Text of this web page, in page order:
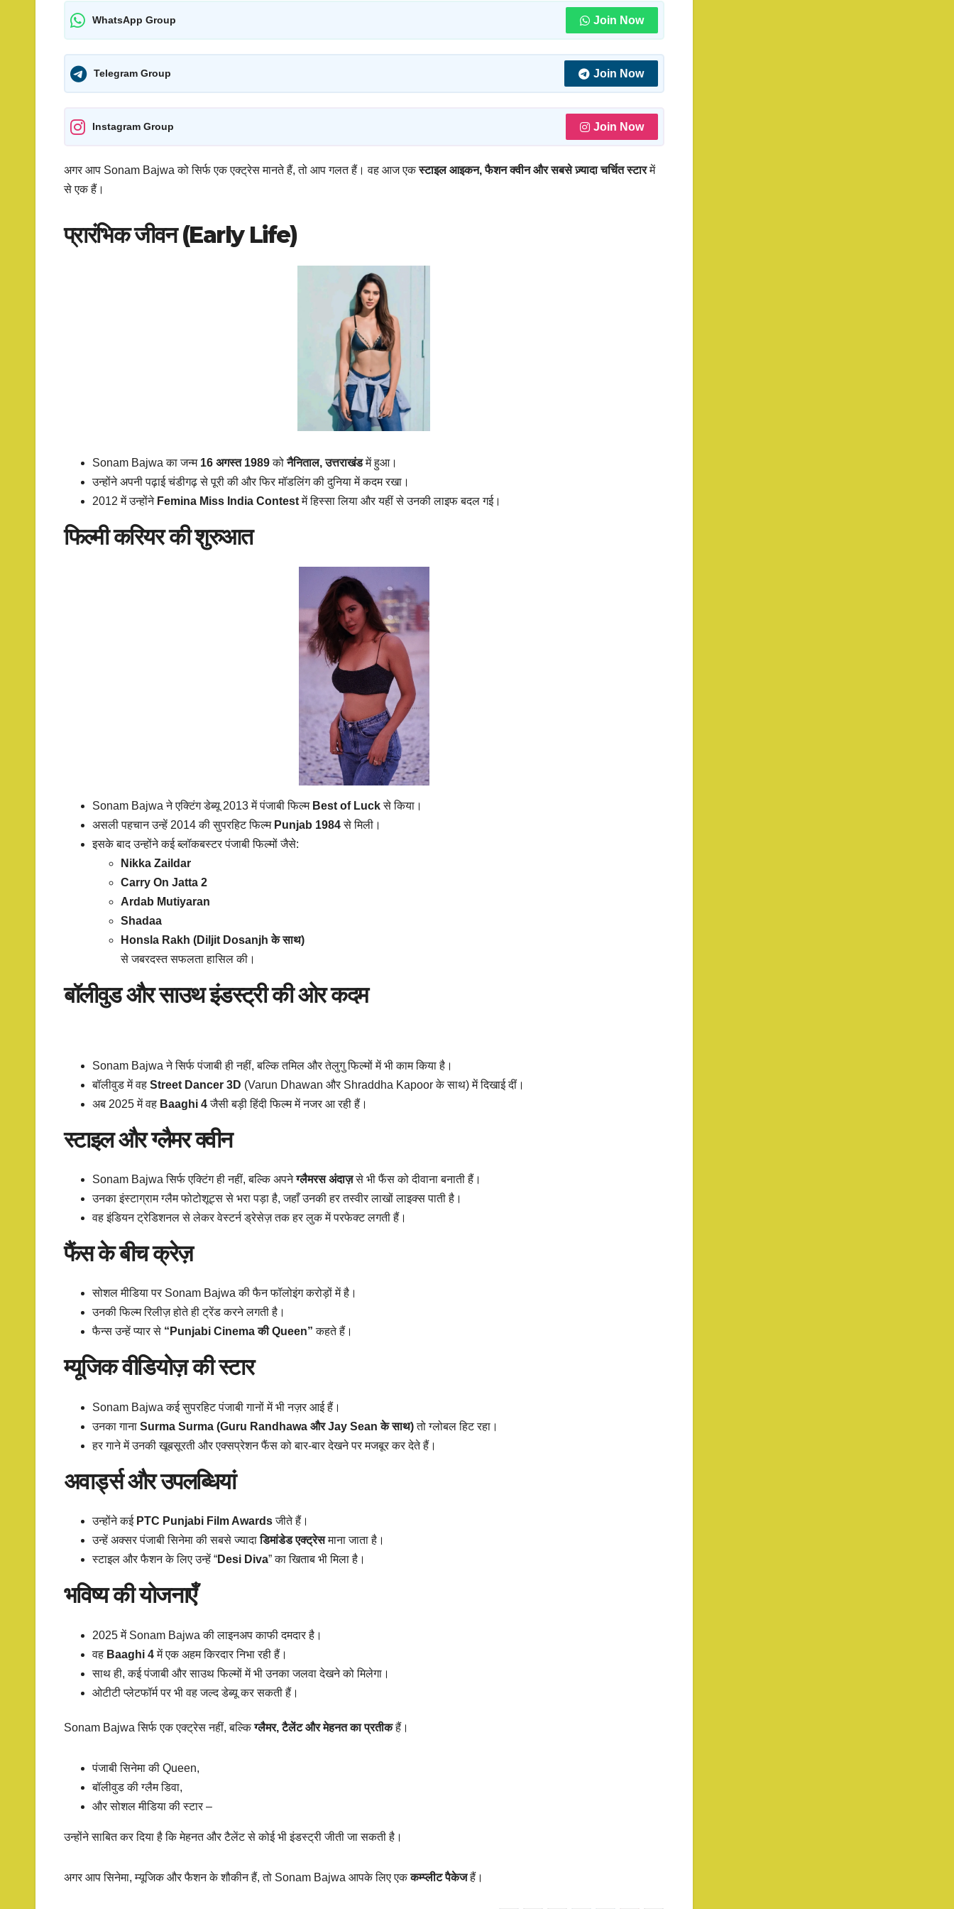
WhatsApp Group Join Now
Telegram Group Join Now
Instagram Group Join Now
अगर आप Sonam Bajwa को सिर्फ एक एक्ट्रेस मानते हैं, तो आप गलत हैं। वह आज एकस्टाइल आइकन, फैशन क्वीन और सबसे ज़्यादा चर्चित स्टारमें
से एक हैं।
प्रारंभिक जीवन (Early Life)
Sonam Bajwa का जन्म 16 अगस्त 1989कोनैनिताल, उत्तराखंडमें हुआ।
उन्होंने अपनी पढ़ाई चंडीगढ़ से पूरी की और फिर मॉडलिंग की दुनिया में कदम रखा।
2012 में उन्होंने Femina Miss India Contestमें हिस्सा लिया और यहीं से उनकी लाइफ बदल गई।
फिल्मी करियर की शुरुआत
Sonam Bajwa ने एक्टिंग डेब्यू 2013 में पंजाबी फिल्म Best of Luckसे किया।
असली पहचान उन्हें 2014 की सुपरहिट फिल्म Punjab 1984से मिली।
इसके बाद उन्होंने कई ब्लॉकबस्टर पंजाबी फिल्मों जैसे:
Nikka Zaildar
Carry On Jatta 2
Ardab Mutiyaran
Shadaa
Honsla Rakh (Diljit Dosanjh के साथ)
से जबरदस्त सफलता हासिल की।
बॉलीवुड और साउथ इंडस्ट्री की ओर कदम
Sonam Bajwa ने सिर्फ पंजाबी ही नहीं, बल्कि तमिल और तेलुगु फिल्मों में भी काम किया है।
बॉलीवुड में वह Street Dancer 3D (Varun Dhawan और Shraddha Kapoor के साथ) में दिखाई दीं।
अब 2025 में वह Baaghi 4जैसी बड़ी हिंदी फिल्म में नजर आ रही हैं।
स्टाइल और ग्लैमर क्वीन
Sonam Bajwa सिर्फ एक्टिंग ही नहीं, बल्कि अपनेग्लैमरस अंदाज़से भी फैंस को दीवाना बनाती हैं।
उनका इंस्टाग्राम ग्लैम फोटोशूट्स से भरा पड़ा है, जहाँ उनकी हर तस्वीर लाखों लाइक्स पाती है।
वह इंडियन ट्रेडिशनल से लेकर वेस्टर्न ड्रेसेज़ तक हर लुक में परफेक्ट लगती हैं।
फैंस के बीच क्रेज़
सोशल मीडिया पर Sonam Bajwa की फैन फॉलोइंग करोड़ों में है।
उनकी फिल्म रिलीज़ होते ही ट्रेंड करने लगती है।
फैन्स उन्हें प्यार से “Punjabi Cinema की Queen” कहते हैं।
म्यूजिक वीडियोज़ की स्टार
Sonam Bajwa कई सुपरहिट पंजाबी गानों में भी नज़र आई हैं।
उनका गाना Surma Surma (Guru Randhawa और Jay Sean के साथ)तो ग्लोबल हिट रहा।
हर गाने में उनकी खूबसूरती और एक्सप्रेशन फैंस को बार-बार देखने पर मजबूर कर देते हैं।
अवार्ड्स और उपलब्धियां
उन्होंने कई PTC Punjabi Film Awardsजीते हैं।
उन्हें अक्सर पंजाबी सिनेमा की सबसे ज्यादाडिमांडेड एक्ट्रेसमाना जाता है।
स्टाइल और फैशन के लिए उन्हें “Desi Diva” का खिताब भी मिला है।
भविष्य की योजनाएँ
2025 में Sonam Bajwa की लाइनअप काफी दमदार है।
वह Baaghi 4में एक अहम किरदार निभा रही हैं।
साथ ही, कई पंजाबी और साउथ फिल्मों में भी उनका जलवा देखने को मिलेगा।
ओटीटी प्लेटफॉर्म पर भी वह जल्द डेब्यू कर सकती हैं।
Sonam Bajwa सिर्फ एक एक्ट्रेस नहीं, बल्किग्लैमर, टैलेंट और मेहनत का प्रतीकहैं।
पंजाबी सिनेमा की Queen,
बॉलीवुड की ग्लैम डिवा,
और सोशल मीडिया की स्टार –
उन्होंने साबित कर दिया है कि मेहनत और टैलेंट से कोई भी इंडस्ट्री जीती जा सकती है।
अगर आप सिनेमा, म्यूजिक और फैशन के शौकीन हैं, तो Sonam Bajwa आपके लिए एककम्प्लीट पैकेजहैं।